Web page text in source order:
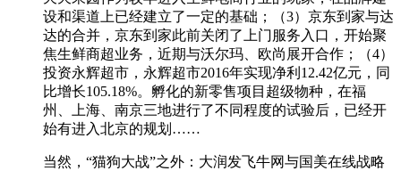
设和渠道上已经建立了一定的基础；（3）京东到家与达
达的合并，京东到家此前关闭了上门服务入口，开始聚
焦生鲜商超业务，近期与沃尔玛、欧尚展开合作；（4）
投资永辉超市，永辉超市2016年实现净利12.42亿元，同
比增长105.18%。孵化的新零售项目超级物种，在福
州、上海、南京三地进行了不同程度的试验后，已经开
始有进入北京的规划……
当然，“猫狗大战”之外：大润发飞牛网与国美在线战略